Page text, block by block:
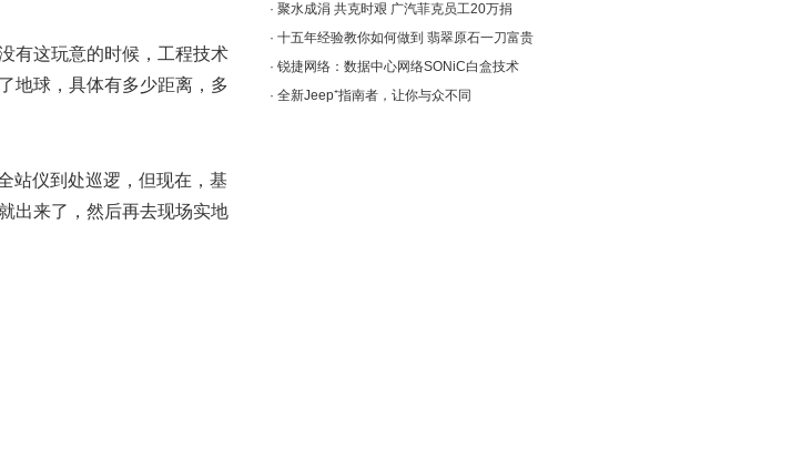
有这玩意的时候，工程技术
地球，具体有多少距离，多
站仪到处巡逻，但现在，基
出来了，然后再去现场实地
· 聚水成涓 共克时艰 广汽菲克员工20万捐
· 十五年经验教你如何做到 翡翠原石一刀富贵
· 锐捷网络：数据中心网络SONiC白盒技术
· 全新Jeep⁺指南者，让你与众不同